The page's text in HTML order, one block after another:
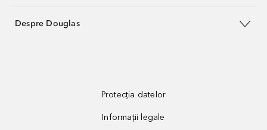
Despre Douglas
Protecția datelor
Informații legale